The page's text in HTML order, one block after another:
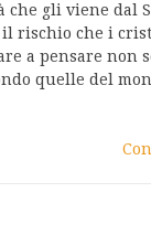
che gli viene dal
il rischio che i
a pensare non
quelle del